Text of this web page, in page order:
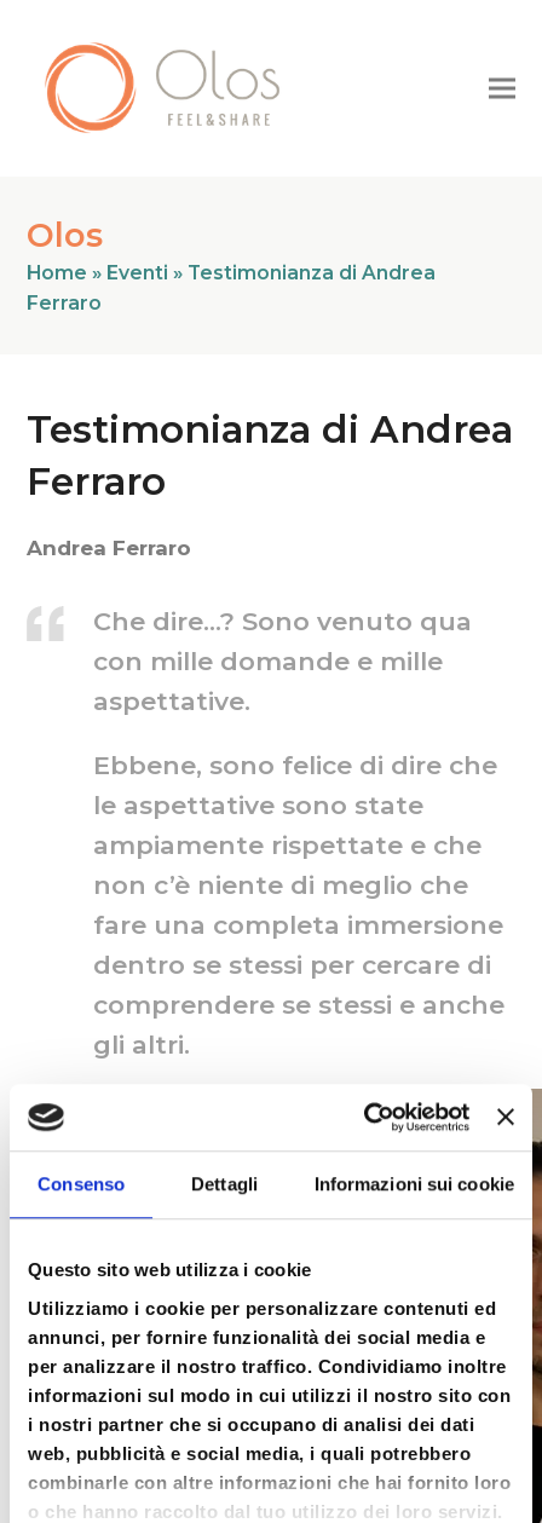
Consenso Dettagli Informazioni sui cookie
Questo sito web utilizza i cookie
Utilizziamo i cookie per personalizzare contenuti ed
annunci, per fornire funzionalità dei social media e
per analizzare il nostro traffico. Condividiamo inoltre
informazioni sul modo in cui utilizzi il nostro sito con
i nostri partner che si occupano di analisi dei dati
web, pubblicità e social media, i quali potrebbero
combinarle con altre informazioni che hai fornito loro
o che hanno raccolto dal tuo utilizzo dei loro servizi.
Olos
Home » Eventi » Testimonianza di Andrea
Ferraro
Testimonianza di Andrea
Ferraro
Andrea Ferraro
Che dire…? Sono venuto qua
con mille domande e mille
aspettative.
Ebbene, sono felice di dire che
le aspettative sono state
ampiamente rispettate e che
non c’è niente di meglio che
fare una completa immersione
dentro se stessi per cercare di
comprendere se stessi e anche
gli altri.